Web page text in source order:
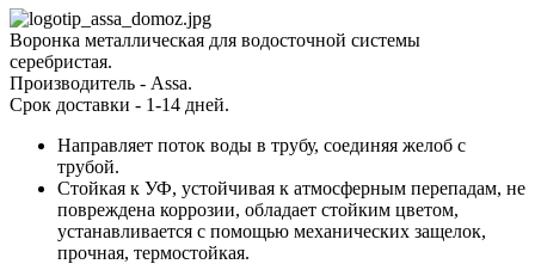
Воронка металлическая для водосточной системы
серебристая.
Производитель - Assa.
Срок доставки - 1-14 дней.
Направляет поток воды в трубу, соединяя желоб с
трубой.
Стойкая к УФ, устойчивая к атмосферным перепадам, не
повреждена коррозии, обладает стойким цветом,
устанавливается с помощью механических защелок,
прочная, термостойкая.